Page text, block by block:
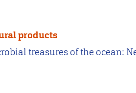
products
treasures of the ocean: